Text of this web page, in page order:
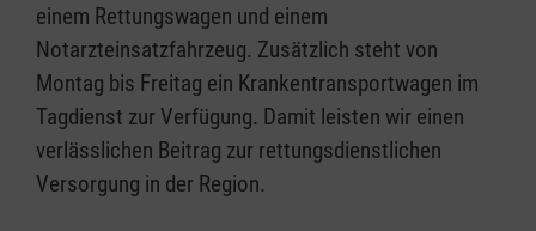
einem Rettungswagen und einem
Notarzteinsatzfahrzeug. Zusätzlich steht von
Montag bis Freitag ein Krankentransportwagen im
Tagdienst zur Verfügung. Damit leisten wir einen
verlässlichen Beitrag zur rettungsdienstlichen
Versorgung in der Region.